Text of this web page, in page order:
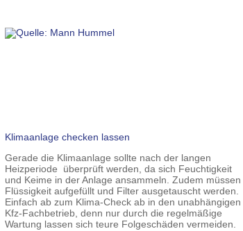
Klimaanlage checken lassen
Gerade die Klimaanlage sollte nach der langen
Heizperiode überprüft werden, da sich Feuchtigkeit
und Keime in der Anlage ansammeln. Zudem müssen
Flüssigkeit aufgefüllt und Filter ausgetauscht werden.
Einfach ab zum Klima-Check ab in den unabhängigen
Kfz-Fachbetrieb, denn nur durch die regelmäßige
Wartung lassen sich teure Folgeschäden vermeiden.